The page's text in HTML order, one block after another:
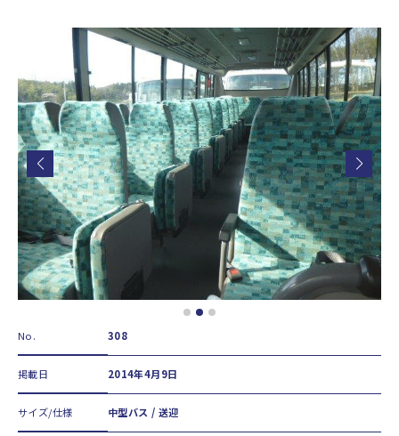
No. 308
掲載日 2014年4月9日
サイズ/仕様 中型バス / 送迎